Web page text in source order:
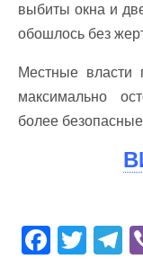
выбиты окна и
обошлось без
Местные власти
максимально
более
F T T